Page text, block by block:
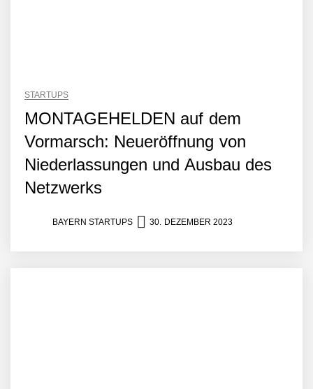
STARTUPS
MONTAGEHELDEN auf dem
Vormarsch: Neueröffnung von
Niederlassungen und Ausbau des
Netzwerks
BAYERN STARTUPS 30. DEZEMBER 2023